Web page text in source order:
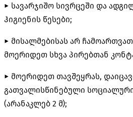
► სავარჯიშო სივრცეში და
ჰიგიენის წესები;
► მისალმებისას არ
მოერიდეთ სხვა პირებთან
► მოერიდეთ თავშეყრას,
გათვალისწინებული
(არანაკლებ 2 მ);